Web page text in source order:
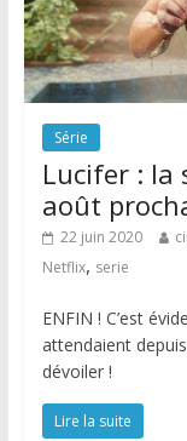
Série
Lucifer : la
août
22 juin 2020
Netflix, serie
ENFIN ! C’est
attendaient
dévoiler !
Lire la suite